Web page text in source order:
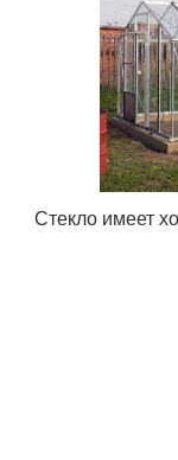
Стекло имеет